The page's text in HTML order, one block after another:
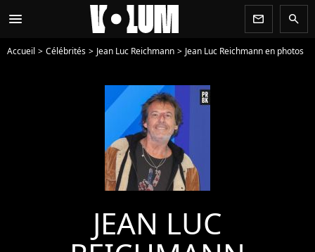
menu newsletter search
Accueil Célébrités Jean Luc Reichmann Jean Luc Reichmann en photos
JEAN LUC